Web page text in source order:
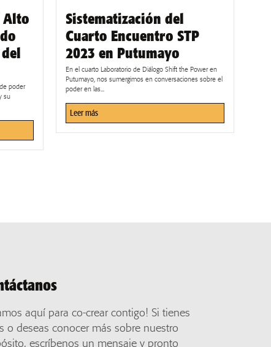
Alto
poder
su
Sistematización del
Cuarto Encuentro STP
2023 en Putumayo
En el cuarto Laboratorio de Diálogo Shift the Power en
Putumayo, nos sumergimos en conversaciones sobre el
poder en las...
Leer más
aquí para co-crear contigo! Si tienes
o deseas conocer más sobre nuestro
escríbenos un mensaje y pronto